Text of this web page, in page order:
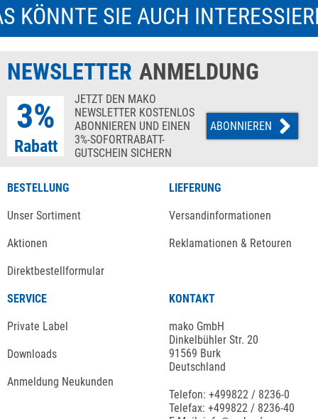
KÖNNTE SIE AUCH
NEWSLETTER ANMELDUNG
3%
Rabatt
JETZT DEN MAKO
NEWSLETTER KOSTENLOS
ABONNIEREN UND EINEN
3%-SOFORTRABATT-
GUTSCHEIN SICHERN
ABONNIEREN
BESTELLUNG
Unser Sortiment
Aktionen
Direktbestellformular
LIEFERUNG
Versandinformationen
Reklamationen & Retouren
SERVICE
Private Label
Downloads
Anmeldung Neukunden
KONTAKT
mako GmbH
Dinkelbühler Str. 20
91569 Burk
Deutschland
Telefon: +499822 / 8236-0
Telefax: +499822 / 8236-40